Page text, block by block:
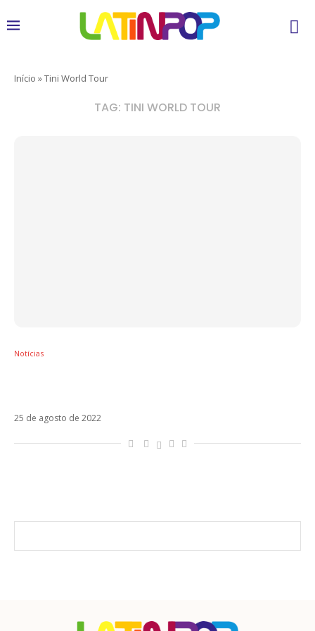
Início »Tini World Tour
TAG: TINI WORLD TOUR
Notícias
25 de agosto de 2022